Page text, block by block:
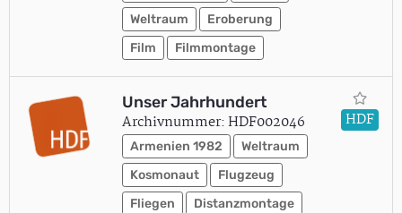
Weltraum
Eroberung
Film
Filmmontage
Unser Jahrhundert
Archivnummer: HDF002046
Armenien 1982
Weltraum
Kosmonaut
Flugzeug
Fliegen
Distanzmontage
HDF